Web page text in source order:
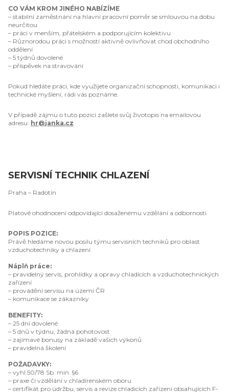
CO VÁM KROM JINÉHO NABÍZÍME
– stabilní zaměstnání na hlavní pracovní poměr se smlouvou na dobu
neurčitou
– práci v menším, přátelském a podporujícím kolektivu
– Různorodou práci s možností aktivně ovlivňovat chod obchodního
oddělení
– 5 týdnů dovolené
– příspěvek na stravování
Pokud hledáte práci, kde využijete organizační schopnosti, komunikaci i
technické myšlení, rádi vás poznáme.
V případě zájmu o tuto pozici zašlete svůj životopis na emailovou
adresu: hr@janka.cz
SERVISNÍ TECHNIK CHLAZENÍ
Praha – Radotín
Platové ohodnocení odpovídající dosaženému vzdělání a odbornosti
POPIS POZICE:
Právě hledáme novou posilu týmu servisních techniků pro oblast
vzduchotechniky a chlazení.
Náplň práce:
– pravidelný servis, prohlídky a opravy chladících a vzduchotechnických
zařízení
– provádění servisu na území ČR
– komunikace se zákazníky
BENEFITY:
– 25 dní dovolené
– 5 dnů v týdnu, žádná pohotovost
– zajímavé bonusy na základě vašich výkonů
– pravidelná školení
POŽADAVKY:
– vyhl.50/78 Sb. min. §6
– praxe či vzdělání v chladírenském oboru
– certifikát pro údržbu, servis a revize chladicích zařízení obsahujících F-